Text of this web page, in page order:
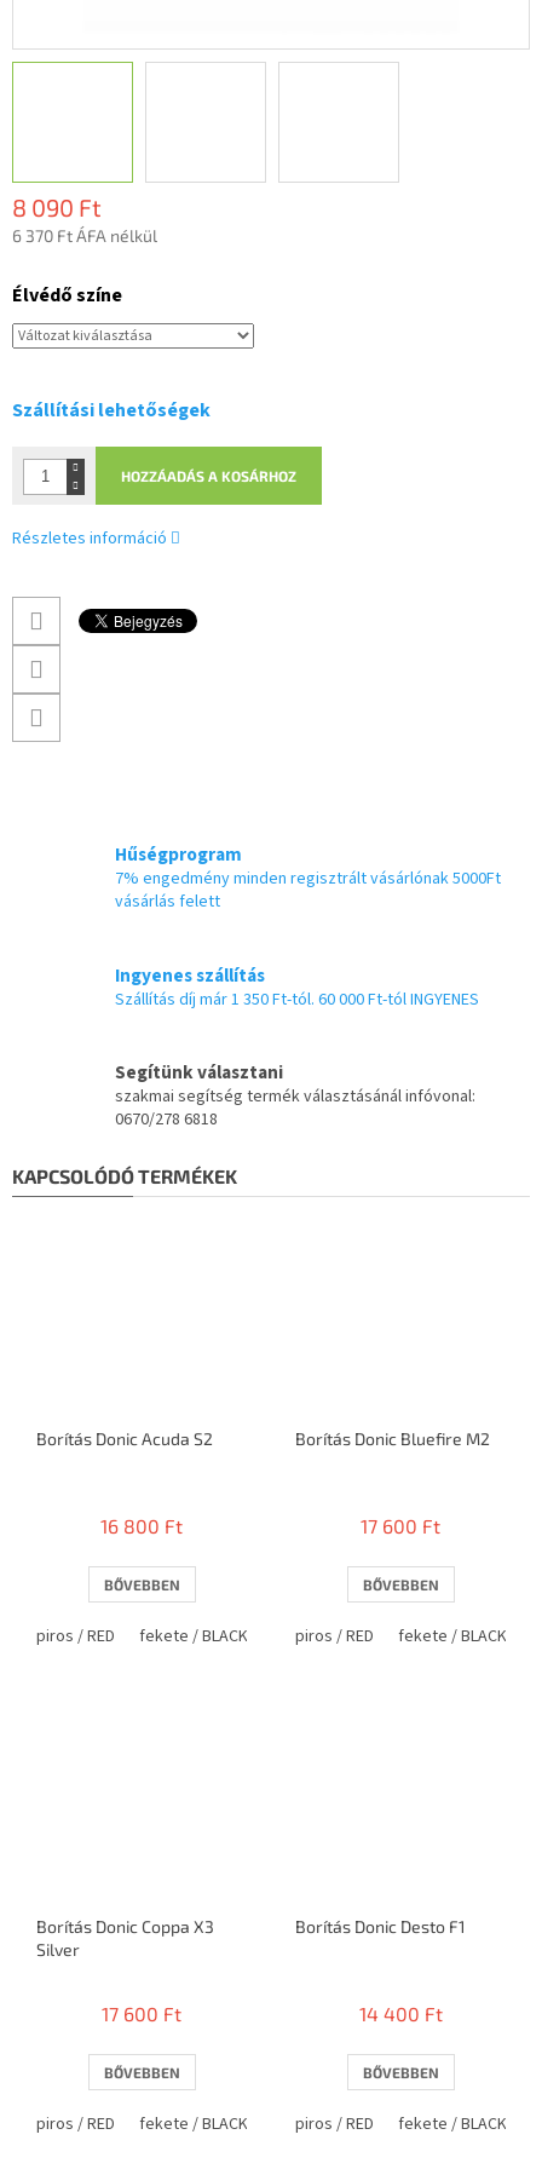
8 090 Ft
6 370 Ft ÁFA nélkül
Élvédő színe
Szállítási lehetőségek
HOZZÁADÁS A KOSÁRHOZ
Részletes információ
Hűségprogram
7% engedmény minden regisztrált vásárlónak 5000Ft
vásárlás felett
Ingyenes szállítás
Szállítás díj már 1 350 Ft-tól. 60 000 Ft-tól INGYENES
Segítünk választani
szakmai segítség termék választásánál infóvonal:
0670/278 6818
KAPCSOLÓDÓ TERMÉKEK
Borítás Donic Acuda S2
16 800 Ft
BŐVEBBEN
piros / RED fekete / BLACK
Borítás Donic Bluefire M2
17 600 Ft
BŐVEBBEN
piros / RED fekete / BLACK
Borítás Donic Coppa X3
Silver
17 600 Ft
BŐVEBBEN
piros / RED fekete / BLACK
Borítás Donic Desto F1
14 400 Ft
BŐVEBBEN
piros / RED fekete / BLACK